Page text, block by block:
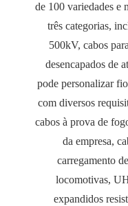
de 100 variedades e
três categorias,
500kV, cabos
desencapados de
pode personalizar
com diversos
cabos à prova de
da empresa,
carregamento
locomotivas,
expandidos